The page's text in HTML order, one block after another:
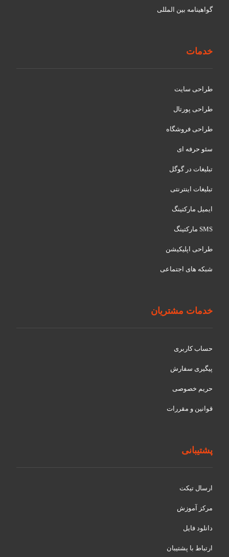
گواهينامه بین المللی
خدمات
طراحی سایت
طراحی پورتال
طراحی فروشگاه
سئو حرفه ای
تبلیغات در گوگل
تبلیغات اینترنتی
ایمیل مارکتینگ
SMS مارکتینگ
طراحی اپلیکیشن
شبکه های اجتماعی
خدمات مشتریان
حساب کاربری
پیگیری سفارش
حریم خصوصی
قوانین و مقررات
پشتیبانی
ارسال تیکت
مرکز آموزش
دانلود فایل
ارتباط با پشتیبان